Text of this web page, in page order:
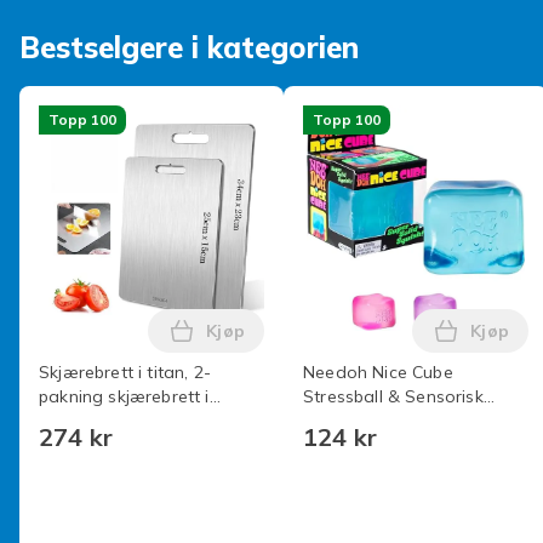
Bestselgere i kategorien
Topp 100
Skjærebrett i titan, 2-
pakning skjærebrett i
kvalitetsbrett
274 kr
Legg Skjærebrett i titan, 2-pakning
Kjøp
Topp 100
Needoh Nice Cube
Stressball & Sensorisk
124 kr
Legg
Kjøp